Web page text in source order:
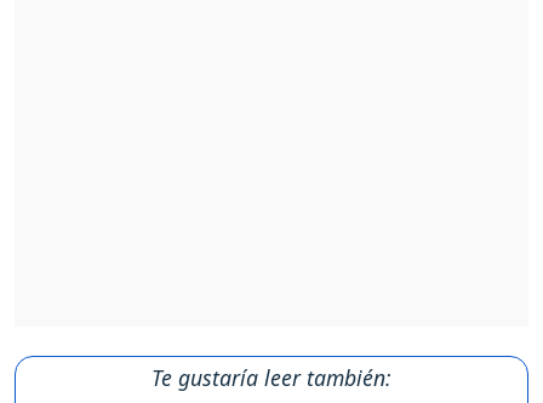
Te gustaría leer también: